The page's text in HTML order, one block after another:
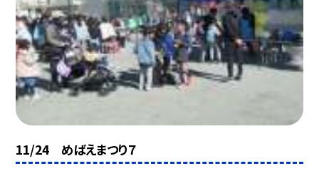
11/24 めばえまつり７